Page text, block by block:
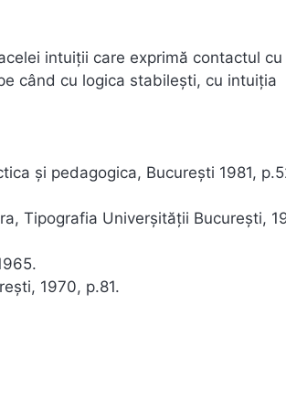
intuiţii care exprimă contactul cu
când cu logica stabileşti, cu intuiţia
şi pedagogica, Bucureşti 1981,
Tipografia Univerşităţii Bucureşti,
1970, p.81.